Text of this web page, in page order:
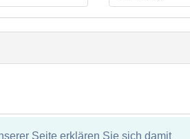
Seite erklären Sie sich damit